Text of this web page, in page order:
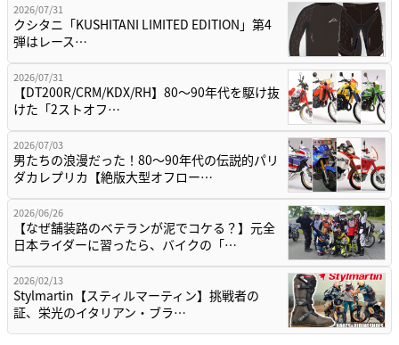
2026/07/31
クシタニ「KUSHITANI LIMITED EDITION」第4
弾はレース…
2026/07/31
【DT200R/CRM/KDX/RH】80〜90年代を駆け抜
けた「2ストオフ…
2026/07/03
男たちの浪漫だった！80〜90年代の伝説的パリ
ダカレプリカ【絶版大型オフロー…
2026/06/26
【なぜ舗装路のベテランが泥でコケる？】元全
日本ライダーに習ったら、バイクの「…
2026/02/13
Stylmartin【スティルマーティン】挑戦者の
証、栄光のイタリアン・ブラ…